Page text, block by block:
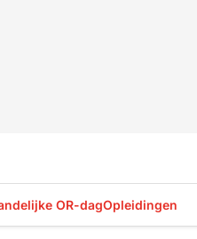
OR-dagOpleidingen